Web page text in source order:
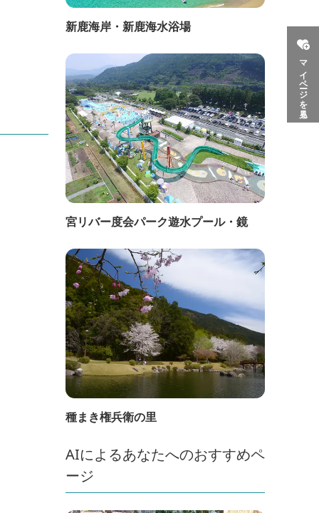
マイページを見る
新鹿海岸・新鹿海水浴場
宮リバー度会パーク遊水プール・鏡
種まき権兵衛の里
AIによるあなたへのおすすめペ
ージ